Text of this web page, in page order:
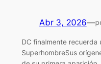
Abr 3, 2026—
DC finalmente recuerda
SuperhombreSus